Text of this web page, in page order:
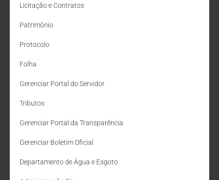
Licitação e Contratos
Patrimônio
Protocolo
Folha
Gerenciar Portal do Servidor
Tributos
Gerenciar Portal da Transparência
Gerenciar Boletim Oficial
Departamento de Água e Esgoto